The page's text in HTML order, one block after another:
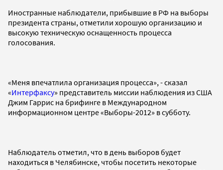
Иностранные наблюдатели, прибывшие в РФ на выборы
президента страны, отметили хорошую организацию и
высокую техническую оснащенность процесса
голосования.
«Меня впечатлила организация процесса», - сказал
«Интерфаксу» представитель миссии наблюдения из США
Джим Гаррис на брифинге в Международном
информационном центре «Выборы-2012» в субботу.
Наблюдатель отметил, что в день выборов будет
находиться в Челябинске, чтобы посетить некоторые